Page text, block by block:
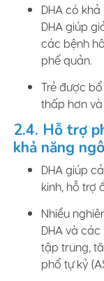
DHA có
DHA giúp
các bệnh
phế quản.
Trẻ được
thấp hơn
2.4. Hỗ trợ
khả năng
DHA giúp
kinh, hỗ trợ
Nhiều
DHA và
tập trung,
phổ tự kỷ